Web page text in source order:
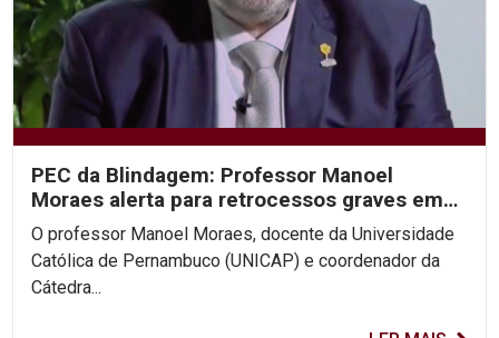
PEC da Blindagem: Professor Manoel
Moraes alerta para retrocessos graves em
entrevistas à Rede Globo
O professor Manoel Moraes, docente da Universidade
Católica de Pernambuco (UNICAP) e coordenador da
Cátedra...